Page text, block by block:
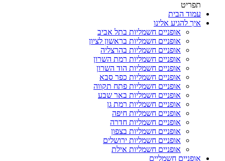
תפריט
עמוד הבית
איך להגיע אלינו
אופניים חשמליות בתל אביב
אופניים חשמליות בראשון לציון
אופניים חשמליות בהרצליה
אופניים חשמליות רמת השרון
אופניים חשמליות הוד השרון
אופניים חשמליות כפר סבא
אופניים חשמליות פתח תקווה
אופניים חשמליות באר שבע
אופניים חשמליות רמת גן
אופניים חשמליות חיפה
אופניים חשמליות חדרה
אופניים חשמליות בצפון
אופניים חשמליות ירושלים
אופניים חשמליות אילת
אופניים חשמליים